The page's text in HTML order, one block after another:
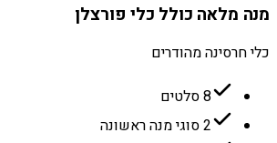
מנה מלאה כולל כלי פורצלן
כלי חרסינה מהודרים
8 סלטים
2 סוגי מנה ראשונה